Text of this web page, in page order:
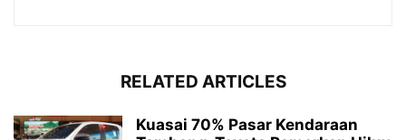
RELATED ARTICLES
Kuasai 70% Pasar Kendaraan